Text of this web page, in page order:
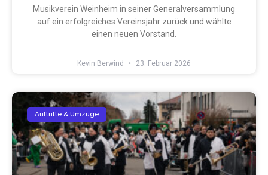
Musikverein Weinheim in seiner Generalversammlung
auf ein erfolgreiches Vereinsjahr zurück und wählte
einen neuen Vorstand.
Kevin Berwind 23. Februar 2026
Auftritte & Umzüge